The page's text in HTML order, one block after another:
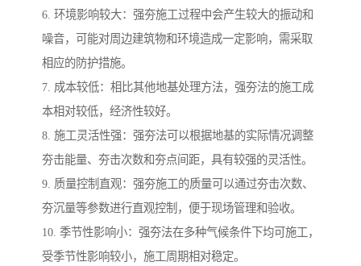
6. 环境影响较大：强夯施工过程中会产生较大的振动和
噪音，可能对周边建筑物和环境造成一定影响，需采取
相应的防护措施。
7. 成本较低：相比其他地基处理方法，强夯法的施工成
本相对较低，经济性较好。
8. 施工灵活性强：强夯法可以根据地基的实际情况调整
夯击能量、夯击次数和夯点间距，具有较强的灵活性。
9. 质量控制直观：强夯施工的质量可以通过夯击次数、
夯沉量等参数进行直观控制，便于现场管理和验收。
10. 季节性影响小：强夯法在多种气候条件下均可施工，
受季节性影响较小，施工周期相对稳定。